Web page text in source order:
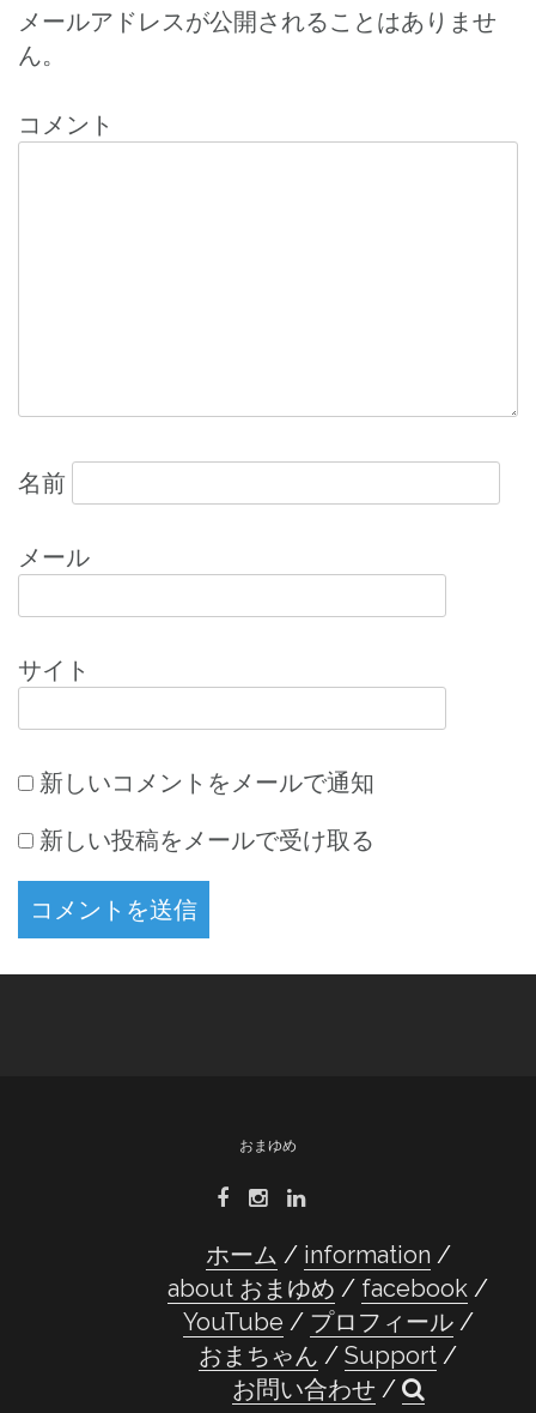
ナ
ビ
ゲ
メールアドレスが公開されることはありませ
ん。
コメント
名前
メール
サイト
新しいコメントをメールで通知
新しい投稿をメールで受け取る
おまゆめ
ホーム
information
about おまゆめ
facebook
YouTube
プロフィール
おまちゃん
Support
お問い合わせ